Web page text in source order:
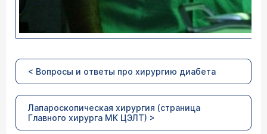
< Вопросы и ответы про хирургию диабета
Лапароскопическая хирургия (страница
Главного хирурга МК ЦЭЛТ) >